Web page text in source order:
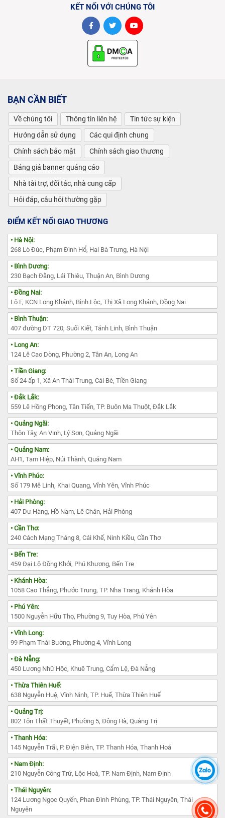
KẾT NỐI VỚI CHÚNG TÔI
BẠN CẦN BIẾT
Về chúng tôi Thông tin liên hệ
Tin tức sự kiện
Hướng dẫn sử dụng
Các qui định chung
Chính sách bảo mật
Chính sách giao thương
Bảng giá banner quảng cáo
Nhà tài trợ, đối tác, nhà cung cấp
Hỏi đáp, câu hỏi thường gặp
ĐIỂM KẾT NỐI GIAO THƯƠNG
• Hà Nội:
268 Lò Đúc, Phạm Đình Hổ, Hai Bà Trưng, Hà Nội
• Bình Dương:
230 Bạch Đằng, Lái Thiêu, Thuận An, Bình Dương
• Đồng Nai:
Lô F, KCN Long Khánh, Bình Lộc, Thị Xã Long Khánh, Đồng Nai
• Bình Thuận:
407 đường DT 720, Suối Kiết, Tánh Linh, Bình Thuận
• Long An:
124 Lê Cao Dòng, Phường 2, Tân An, Long An
• Tiền Giang:
Số 24 ấp 1, Xã An Thái Trung, Cái Bè, Tiền Giang
• Đắk Lắk:
559 Lê Hồng Phong, Tân Tiến, TP. Buôn Ma Thuột, Đắk Lắk
• Quảng Ngãi:
Thôn Tây, An Vinh, Lý Sơn, Quảng Ngãi
• Quảng Nam:
AH1, Tam Hiệp, Núi Thành, Quảng Nam
• Vĩnh Phúc:
Số 179 Mê Linh, Khai Quang, Vĩnh Yên, Vĩnh Phúc
• Hải Phòng:
407 Dư Hàng, Hồ Nam, Lê Chân, Hải Phòng
• Cần Thơ:
240 Cách Mạng Tháng 8, Cái Khế, Ninh Kiều, Cần Thơ
• Bến Tre:
459 Đại Lộ Đồng Khởi, Phú Khương, Bến Tre
• Khánh Hòa:
1058 Cao Thắng, Phước Trung, TP. Nha Trang, Khánh Hòa
• Phú Yên:
1500 Nguyễn Hữu Thọ, Phường 9, Tuy Hòa, Phú Yên
• Vĩnh Long:
99 Phạm Thái Bường, Phường 4, Vĩnh Long
• Đà Nẵng:
450 Lương Nhữ Hộc, Khuê Trung, Cẩm Lệ, Đà Nẵng
• Thừa Thiên Huế:
638 Nguyễn Huệ, Vĩnh Ninh, TP. Huế, Thừa Thiên Huế
• Quảng Trị:
802 Tôn Thất Thuyết, Phường 5, Đông Hà, Quảng Trị
• Thanh Hóa:
145 Nguyễn Trãi, P. Điện Biên, TP. Thanh Hóa, Thanh Hoá
• Nam Định:
210 Nguyễn Công Trứ, Lộc Hoà, TP. Nam Định, Nam Định
• Thái Nguyên:
124 Lương Ngọc Quyến, Phan Đình Phùng, TP. Thái Nguyên, Thái
Nguyên